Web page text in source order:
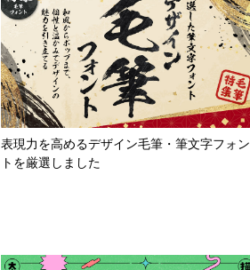
表現力を高めるデザイン毛筆・筆文字フォン
トを厳選しました